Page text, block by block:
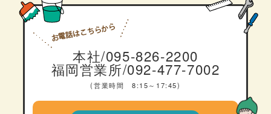
本社/095-826-2200
福岡営業所/092-477-7002
(営業時間 8:15～17:45)